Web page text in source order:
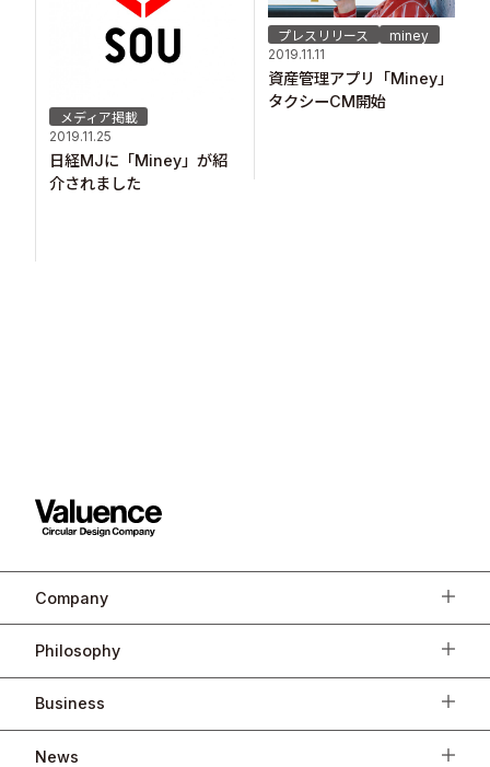
メディア掲載
2019.11.25
日経MJに「Miney」が紹
介されました
プレスリリース
miney
2019.11.11
資産管理アプリ「Miney」
タクシーCM開始
Company
Philosophy
Business
News